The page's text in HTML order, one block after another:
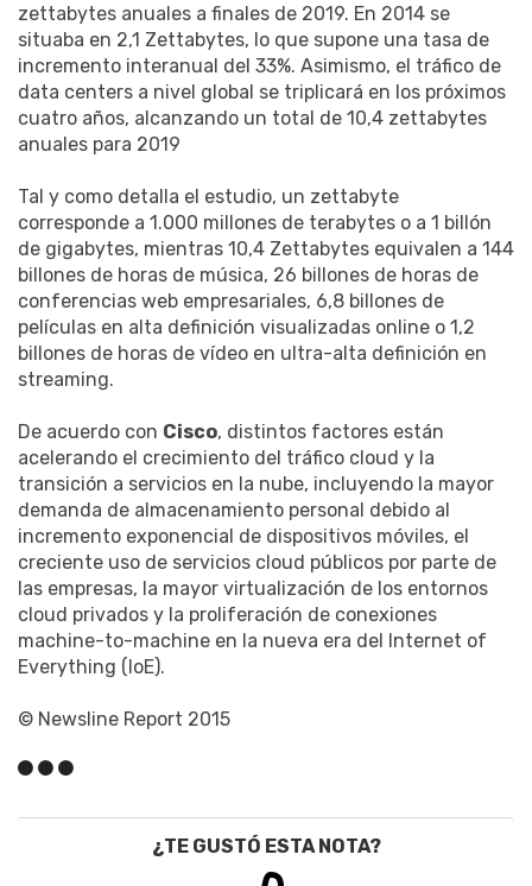
zettabytes anuales a finales de 2019. En 2014 se
situaba en 2,1 Zettabytes, lo que supone una tasa de
incremento interanual del 33%. Asimismo, el tráfico de
data centers a nivel global se triplicará en los próximos
cuatro años, alcanzando un total de 10,4 zettabytes
anuales para 2019
Tal y como detalla el estudio, un zettabyte
corresponde a 1.000 millones de terabytes o a 1 billón
de gigabytes, mientras 10,4 Zettabytes equivalen a 144
billones de horas de música, 26 billones de horas de
conferencias web empresariales, 6,8 billones de
películas en alta definición visualizadas online o 1,2
billones de horas de vídeo en ultra-alta definición en
streaming.
De acuerdo con Cisco, distintos factores están
acelerando el crecimiento del tráfico cloud y la
transición a servicios en la nube, incluyendo la mayor
demanda de almacenamiento personal debido al
incremento exponencial de dispositivos móviles, el
creciente uso de servicios cloud públicos por parte de
las empresas, la mayor virtualización de los entornos
cloud privados y la proliferación de conexiones
machine-to-machine en la nueva era del Internet of
Everything (IoE).
© Newsline Report 2015
¿TE GUSTÓ ESTA NOTA?